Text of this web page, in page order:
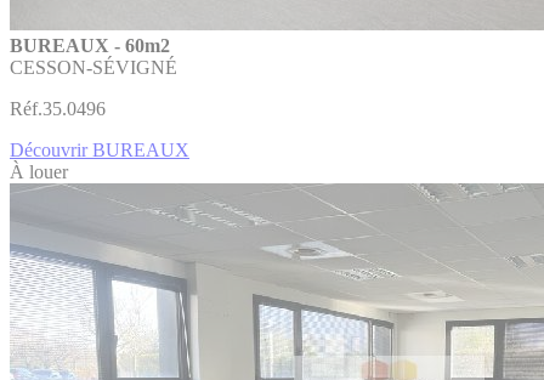
BUREAUX - 60m2
CESSON-SÉVIGNÉ
Réf.35.0496
Découvrir BUREAUX
À louer